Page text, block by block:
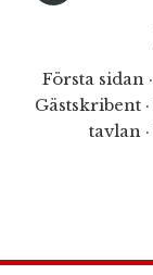
Första sidan·
Gästskribent ·
tavlan ·